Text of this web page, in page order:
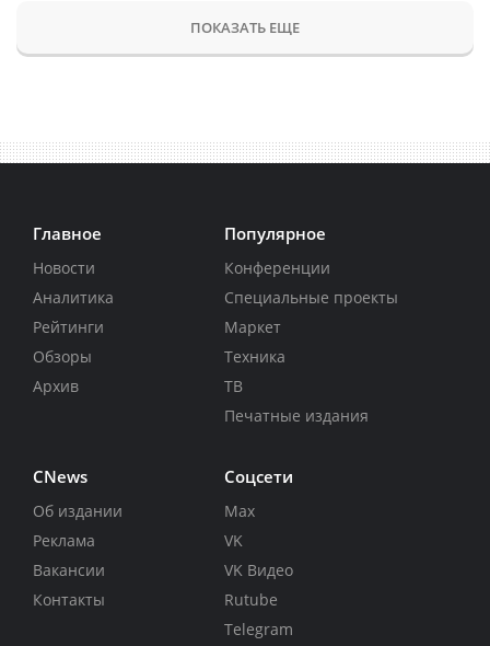
ПОКАЗАТЬ ЕЩЕ
Главное
Новости
Аналитика
Рейтинги
Обзоры
Архив
Популярное
Конференции
Специальные проекты
Маркет
Техника
ТВ
Печатные издания
CNews
Об издании
Реклама
Вакансии
Контакты
Соцсети
Max
VK
VK Видео
Rutube
Telegram